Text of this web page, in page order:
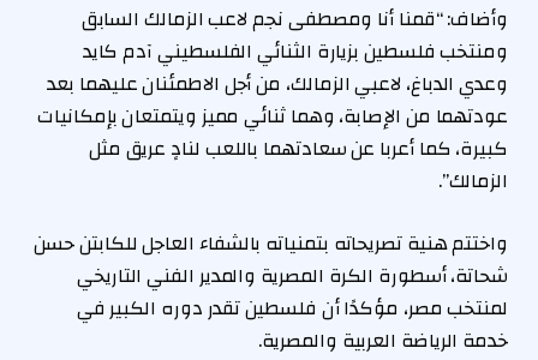
وأضاف: “قمنا أنا ومصطفى نجم لاعب الزمالك السابق
ومنتخب فلسطين بزيارة الثنائي الفلسطيني آدم كايد
وعدي الدباغ، لاعبي الزمالك، من أجل الاطمئنان عليهما بعد
عودتهما من الإصابة، وهما ثنائي مميز ويتمتعان بإمكانيات
كبيرة، كما أعربا عن سعادتهما باللعب لنادٍ عريق مثل
الزمالك”.
واختتم هنية تصريحاته بتمنياته بالشفاء العاجل للكابتن حسن
شحاتة، أسطورة الكرة المصرية والمدير الفني التاريخي
لمنتخب مصر، مؤكدًا أن فلسطين تقدر دوره الكبير في
خدمة الرياضة العربية والمصرية.